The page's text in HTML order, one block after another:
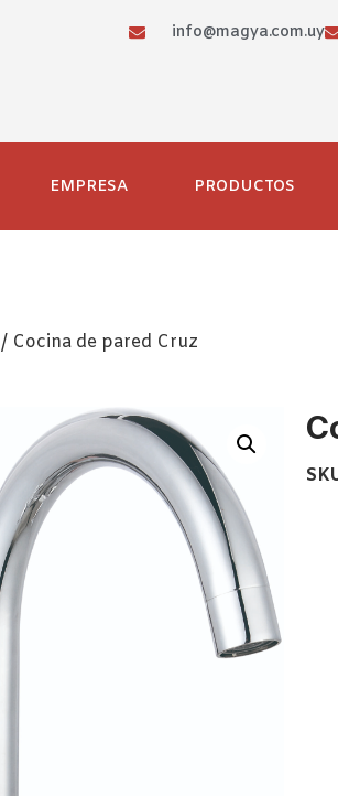
info@magya.com.uy
EMPRESA PRODUCTOS
/ Cocina de pared Cruz